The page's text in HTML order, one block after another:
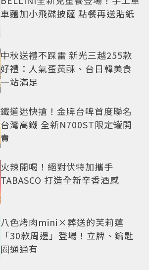
車麵加小飛碟披薩 點餐再送貼紙
中秋送禮不踩雷 新光三越255款
好禮：人氣蛋黃酥、台日韓美食
一站滿足
鐵道迷快搶！金牌台啤首度聯名
台灣高鐵 全新N700ST限定罐開
賣
火辣開喝！絕對伏特加攜手
TABASCO 打造全新辛香酒感
八色烤肉mini×葬送的芙莉蓮
「30款周邊」登場！立牌、鑰匙
圈通通有